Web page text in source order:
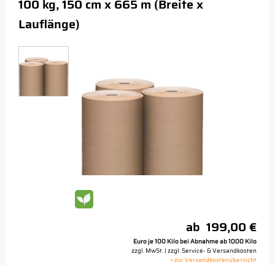
100 kg, 150 cm x 665 m (Breite x
Lauflänge)
ab 199,00 €
Euro je 100 Kilo bei Abnahme ab 1000 Kilo
zzgl. MwSt. | zzgl. Service- & Versandkosten
> zur Versandkostenübersicht